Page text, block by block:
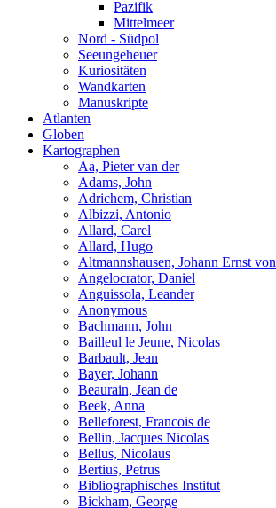
Pazifik
Mittelmeer
Nord - Südpol
Seeungeheuer
Kuriositäten
Wandkarten
Manuskripte
Atlanten
Globen
Kartographen
Aa, Pieter van der
Adams, John
Adrichem, Christian
Albizzi, Antonio
Allard, Carel
Allard, Hugo
Altmannshausen, Johann Ernst von
Angelocrator, Daniel
Anguissola, Leander
Anonymous
Bachmann, John
Bailleul le Jeune, Nicolas
Barbault, Jean
Bayer, Johann
Beaurain, Jean de
Beek, Anna
Belleforest, Francois de
Bellin, Jacques Nicolas
Bellus, Nicolaus
Bertius, Petrus
Bibliographisches Institut
Bickham, George